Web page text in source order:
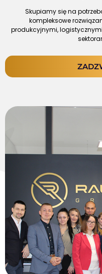
Skupiamy się na
kompleksowe
produkcyjnymi,